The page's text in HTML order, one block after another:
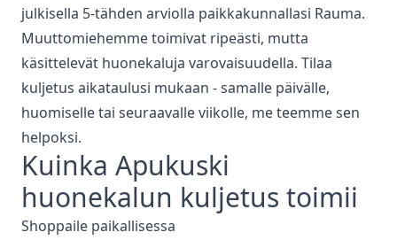
julkisella 5-tähden arviolla paikkakunnallasi Rauma.
Muuttomiehemme toimivat ripeästi, mutta
käsittelevät huonekaluja varovaisuudella. Tilaa
kuljetus aikataulusi mukaan - samalle päivälle,
huomiselle tai seuraavalle viikolle, me teemme sen
helpoksi.
Kuinka Apukuski
huonekalun kuljetus toimii
Shoppaile paikallisessa